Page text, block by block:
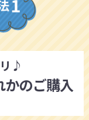
♪
かのご購入